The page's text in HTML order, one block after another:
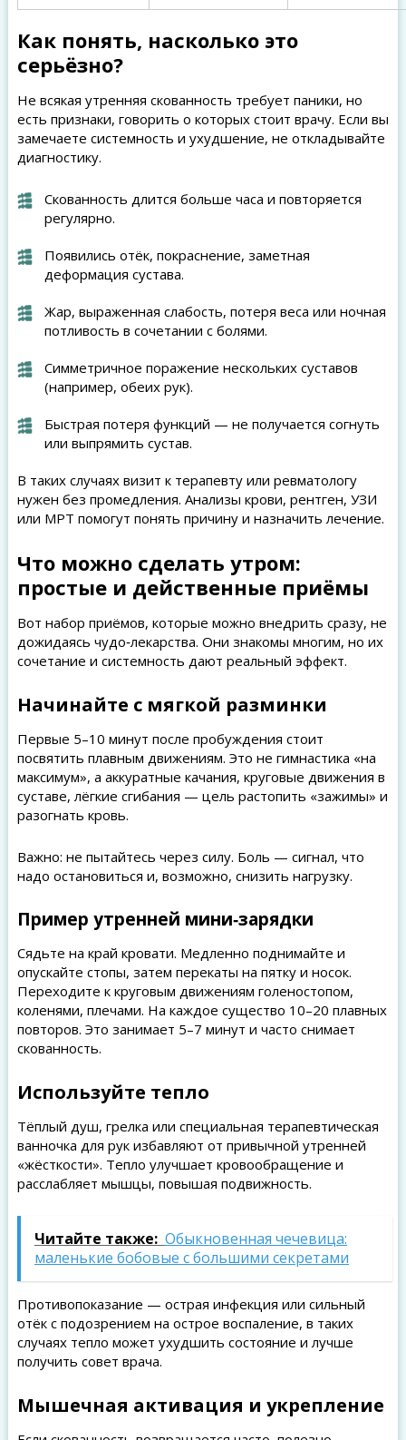
Как понять, насколько это
серьёзно?
Не всякая утренняя скованность требует паники, но
есть признаки, говорить о которых стоит врачу. Если вы
замечаете системность и ухудшение, не откладывайте
диагностику.
Скованность длится больше часа и повторяется
регулярно.
Появились отёк, покраснение, заметная
деформация сустава.
Жар, выраженная слабость, потеря веса или ночная
потливость в сочетании с болями.
Симметричное поражение нескольких суставов
(например, обеих рук).
Быстрая потеря функций — не получается согнуть
или выпрямить сустав.
В таких случаях визит к терапевту или ревматологу
нужен без промедления. Анализы крови, рентген, УЗИ
или МРТ помогут понять причину и назначить лечение.
Что можно сделать утром:
простые и действенные приёмы
Вот набор приёмов, которые можно внедрить сразу, не
дожидаясь чудо‑лекарства. Они знакомы многим, но их
сочетание и системность дают реальный эффект.
Начинайте с мягкой разминки
Первые 5–10 минут после пробуждения стоит
посвятить плавным движениям. Это не гимнастика «на
максимум», а аккуратные качания, круговые движения в
суставе, лёгкие сгибания — цель растопить «зажимы» и
разогнать кровь.
Важно: не пытайтесь через силу. Боль — сигнал, что
надо остановиться и, возможно, снизить нагрузку.
Пример утренней мини‑зарядки
Сядьте на край кровати. Медленно поднимайте и
опускайте стопы, затем перекаты на пятку и носок.
Переходите к круговым движениям голеностопом,
коленями, плечами. На каждое существо 10–20 плавных
повторов. Это занимает 5–7 минут и часто снимает
скованность.
Используйте тепло
Тёплый душ, грелка или специальная терапевтическая
ванночка для рук избавляют от привычной утренней
«жёсткости». Тепло улучшает кровообращение и
расслабляет мышцы, повышая подвижность.
Читайте также: Обыкновенная чечевица:
маленькие бобовые с большими секретами
Противопоказание — острая инфекция или сильный
отёк с подозрением на острое воспаление, в таких
случаях тепло может ухудшить состояние и лучше
получить совет врача.
Мышечная активация и укрепление